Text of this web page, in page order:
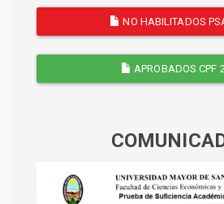
NO HABILITADOS
APROBADOS CPF